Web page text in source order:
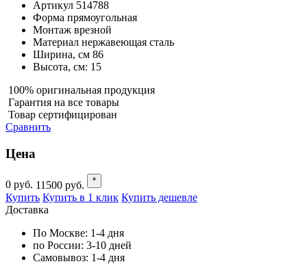
Артикул 514788
Форма прямоугольная
Монтаж врезной
Материал нержавеющая сталь
Ширина, см 86
Высота, см: 15
100% оригинальная продукция
Гарантия на все товары
Товар сертифицирован
Сравнить
Цена
0 руб. 11500 руб. *
Купить Купить в 1 клик Купить дешевле
Доставка
По Москве: 1-4 дня
по России: 3-10 дней
Самовывоз: 1-4 дня